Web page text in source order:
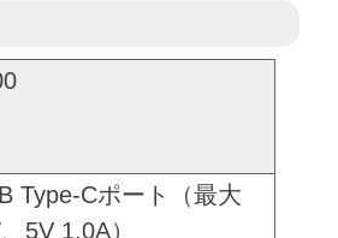
Type-Cポート（最大
5V 1.0A）